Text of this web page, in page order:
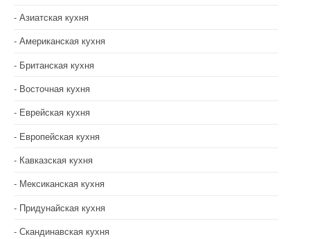
Азиатская кухня
Американская кухня
Британская кухня
Восточная кухня
Еврейская кухня
Европейская кухня
Кавказская кухня
Мексиканская кухня
Придунайская кухня
Скандинавская кухня